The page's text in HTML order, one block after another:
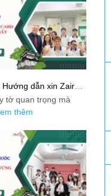
dẫn xin Zairyu
nhất
tờ quan trọng mà
thêm